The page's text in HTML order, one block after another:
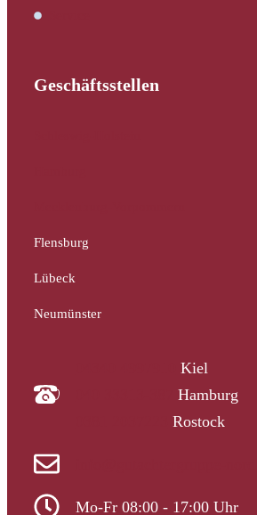
Geschäftsstellen
Flensburg
Lübeck
Neumünster
Kiel
Hamburg
Rostock
Mo-Fr 08:00 - 17:00 Uhr